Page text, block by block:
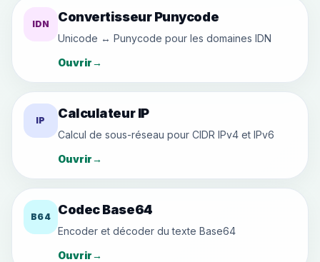
IDN Convertisseur Punycode
Unicode ↔ Punycode pour les domaines IDN
Ouvrir→
IP Calculateur IP
Calcul de sous-réseau pour CIDR IPv4 et IPv6
Ouvrir→
B64 Codec Base64
Encoder et décoder du texte Base64
Ouvrir→